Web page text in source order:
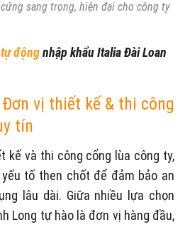
sang trọng, hiện đại cho công ty
độngnhập khẩu Italia Đài Loan
vị thiết kế & thi công
tín
kế và thi công cổng lùa công ty,
tố then chốt để đảm bảo an
lâu dài. Giữa nhiều lựa chọn
Long tự hào là đơn vị hàng đầu,